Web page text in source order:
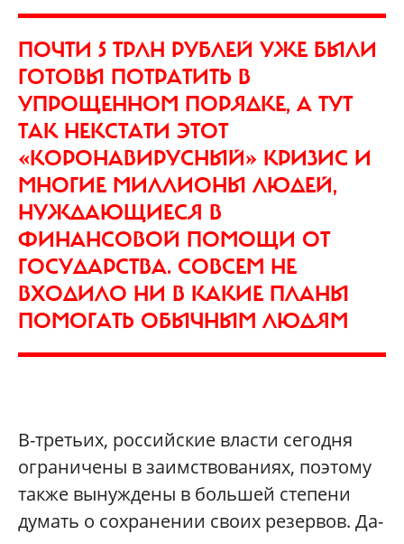
ПОЧТИ 5 ТРЛН РУБЛЕЙ УЖЕ БЫЛИ
ГОТОВЫ ПОТРАТИТЬ В
УПРОЩЕННОМ ПОРЯДКЕ, А ТУТ
ТАК НЕКСТАТИ ЭТОТ
«КОРОНАВИРУСНЫЙ» КРИЗИС И
МНОГИЕ МИЛЛИОНЫ ЛЮДЕЙ,
НУЖДАЮЩИЕСЯ В
ФИНАНСОВОЙ ПОМОЩИ ОТ
ГОСУДАРСТВА. СОВСЕМ НЕ
ВХОДИЛО НИ В КАКИЕ ПЛАНЫ
ПОМОГАТЬ ОБЫЧНЫМ ЛЮДЯМ
В-третьих, российские власти сегодня
ограничены в заимствованиях, поэтому
также вынуждены в большей степени
думать о сохранении своих резервов. Да-